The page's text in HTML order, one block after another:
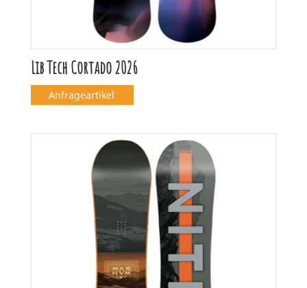
Lib Tech Cortado 2026
Anfrageartikel